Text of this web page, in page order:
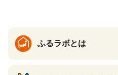
ふるラボとは